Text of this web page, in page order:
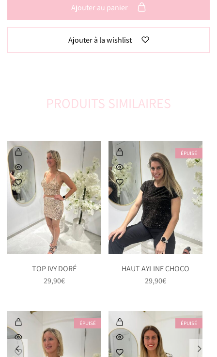
Ajouter au panier
Ajouter à la wishlist
PRODUITS SIMILAIRES
TOP IVY DORÉ
29,90€
ÉPUISÉ
HAUT AYLINE CHOCO
29,90€
ÉPUISÉ ÉPUISÉ